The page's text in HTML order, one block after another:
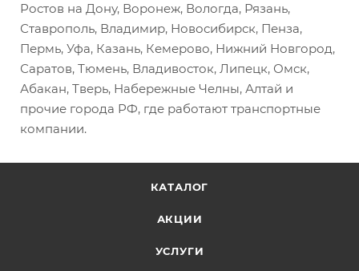
Ростов на Дону, Воронеж, Вологда, Рязань,
Ставрополь, Владимир, Новосибирск, Пенза,
Пермь, Уфа, Казань, Кемерово, Нижний Новгород,
Саратов, Тюмень, Владивосток, Липецк, Омск,
Абакан, Тверь, Набережные Челны, Алтай и
прочие города РФ, где работают транспортные
компании.
КАТАЛОГ
АКЦИИ
УСЛУГИ